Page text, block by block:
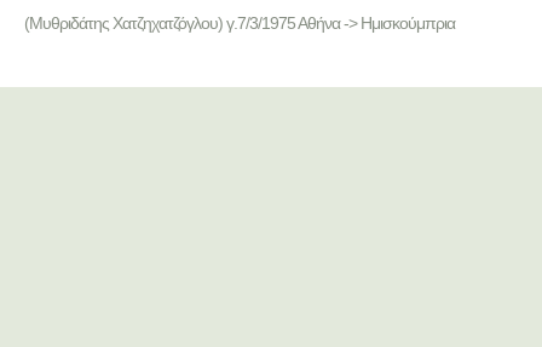
(Μυθριδάτης Χατζηχατζόγλου) γ.7/3/1975 Αθήνα -> Ημισκούμπρια